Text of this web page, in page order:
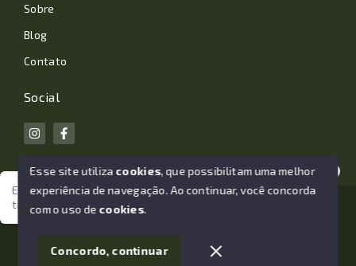
Estamos aqui para te ajudar. Vamos juntos nessa jornada
tão importante da sua vida?
Sobre
Blog
Contato
Social
© Copyright 2026 - João Losano Corretor de Imóveis -
SITE PARA IMOBILIARIA
Esse site utiliza cookies, que possibilitam uma melhor
experiência de navegação.Ao continuar, você concorda
com o uso de cookies.
Concordo, continuar